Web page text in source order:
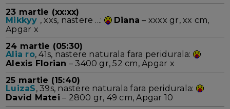
23 martie (xx:xx)
Mikkyy , xxs, nastere ...: Diana – xxxx gr, xx cm,
Apgar x
24 martie (05:30)
Alia ro, 41s, nastere naturala fara peridurala:
Alexis Florian – 3400 gr, 52 cm, Apgar x
25 martie (15:40)
LuizaS, 39s, nastere naturala fara peridurala:
David Matei – 2800 gr, 49 cm, Apgar 10